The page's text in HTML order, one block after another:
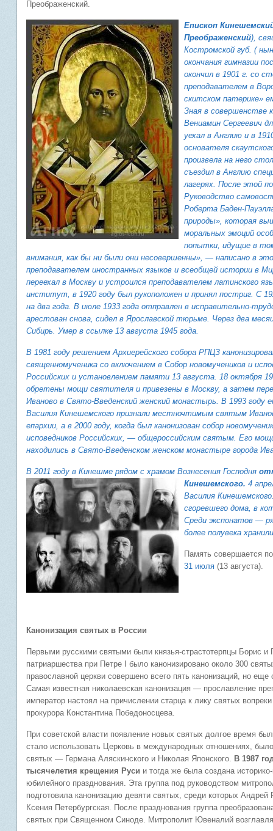
Преображенский.
Епископ
Преображенский),
Костромской губ. (
окончания гимназии
окончил в 1901 г. со
преподавателем в
скитском патерике»
Зная в совершенстве
Вениамин Сергеевич
уехал в Англию и в
основателя
произвела на него
съездил в Англию
лагерях. После этой
Руководство
Роберта Баден-
природы», которая
моральных эмоций
попытки, идущие в
внимания, как бы ни были они несовершенны», — написано в
преподавателем иностранных языков и всеобщей истории в
переехал в Москву и устроился преподавателем латинского
институт, в 1920 году был рукоположен и принял постриг. С
на два года. В июле 1933 года отправлен в исправительно-
арестован снова, сидел в Ярославской тюрьме. Через два
Сибирь. Умер в ссылке 13 августа 1945 года.
В 1981 году решением Архиерейского собора РПЦЗ
священномученика со включением в Собор новомучеников и
Российских и установлением памяти 13 августа. 18 октября
обретены мощи святителя и привезены в Москву, а затем
Иваново в Свято-Введенский женский монастырь. В 1993 году
Василия Кинешемского признали местночтимым святым
епархии, а в 2000 году, когда был канонизован собор
исповедников Российских, — общероссийским святым. Его
находились в Свято-Введенском женском монастыре города
В 2011 году в Кинешме рядом с храмом Вознесения Господня
Кинешемского. 4
Василия
сгоревшего дома, в
Среди экспонатов —
более полувека
Память совершается
31 июля (13 августа).
Канонизация святых в России
Первыми русскими святыми были князья-страстотерпцы Борис
патриаршества при Петре I было канонизировано около 300
православной церкви совершено всего пять канонизаций, но
Самая известная николаевская канонизация — прославление
император настоял на причислении старца к лику святых
прокурора Константина Победоносцева.
При советской власти появление новых святых долгое время
стало использовать Церковь в международных отношениях,
святых — Германа Аляскинского и Николая Японского. В 1987
тысячелетия крещения Руси и тогда же была создана
юбилейного празднования. Эта группа под руководством
подготовила канонизацию девяти святых, среди которых
Ксения Петербургская. После празднования группа
святых при Священном Синоде. Митрополит Ювеналий